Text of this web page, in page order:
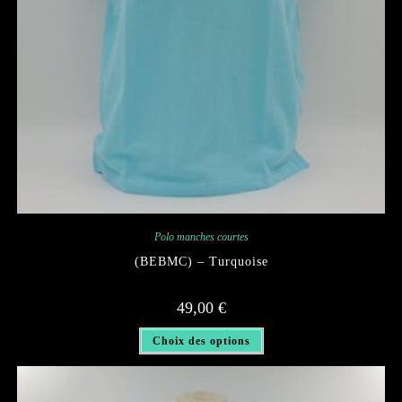
Polo manches courtes
(BEBMC) – Turquoise
49,00 €
Choix des options
Ce
a
plusieurs